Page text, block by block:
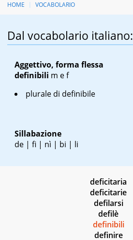
HOME VOCABOLARIO
Dal vocabolario italiano:
Aggettivo, forma flessa
definibili m ef
plurale di definibile
Sillabazione
de | fi | nì | bi | li
deficitaria
deficitarie
defilarsi
defilè
definibili
definire